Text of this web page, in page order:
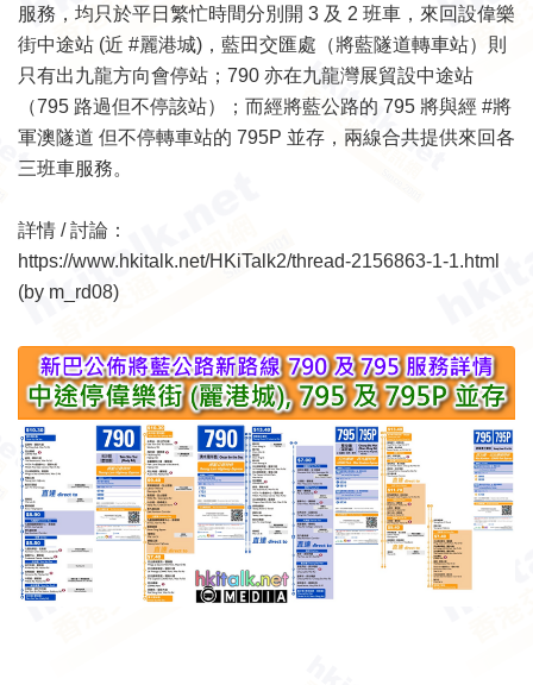
服務，均只於平日繁忙時間分別開 3 及 2 班車，來回設偉樂
街中途站 (近 #麗港城)，藍田交匯處（將藍隧道轉車站）則
只有出九龍方向會停站；790 亦在九龍灣展貿設中途站
（795 路過但不停該站）；而經將藍公路的 795 將與經 #將
軍澳隧道 但不停轉車站的 795P 並存，兩線合共提供來回各
三班車服務。
詳情 / 討論：
https://www.hkitalk.net/HKiTalk2/thread-2156863-1-1.html
(by m_rd08)